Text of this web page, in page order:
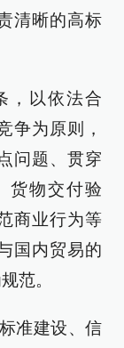
清晰的高标
，以依法合
争为原则，
问题、贯穿
货物交付验
商业行为等
国内贸易的
范。
准建设、信